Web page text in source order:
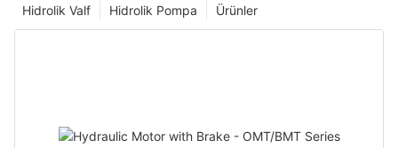
Ürünler
Hidrolik Pompa
Hidrolik Valf